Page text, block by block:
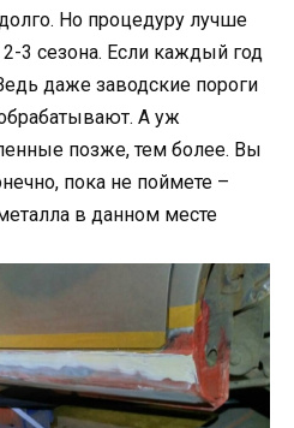
Но процедуру лучше
3 сезона. Если каждый год
даже заводские пороги
А уж
позже, тем более. Вы
пока не поймете –
в данном месте